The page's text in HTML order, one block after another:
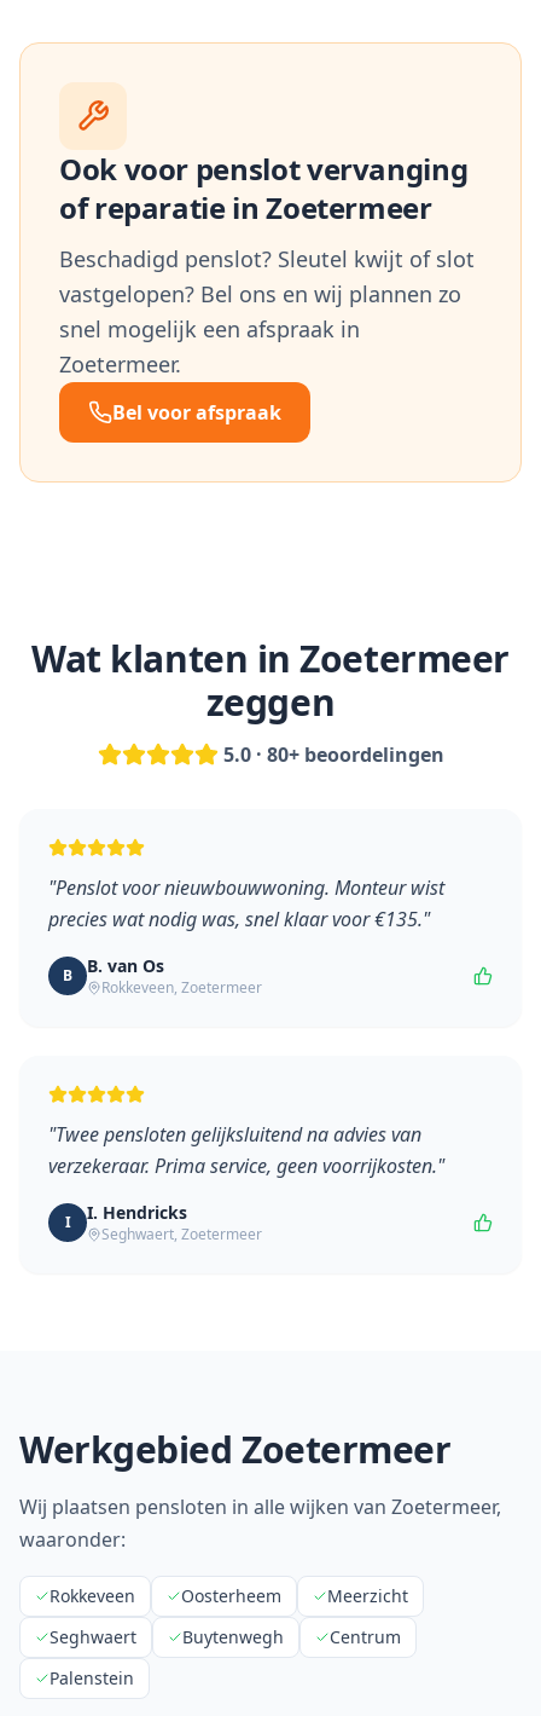
Ook voor penslot vervanging
of reparatie inZoetermeer
Beschadigd penslot? Sleutel kwijt of slot
vastgelopen? Bel ons en wij plannen zo
snel mogelijk een afspraak in
Zoetermeer.
Bel voor afspraak
Wat klanten inZoetermeer
zeggen
5.0 · 80+ beoordelingen
"Penslot voor nieuwbouwwoning. Monteur wist
precies wat nodig was, snel klaar voor €135."
B B. van Os
Rokkeveen, Zoetermeer
"Twee pensloten gelijksluitend na advies van
verzekeraar. Prima service, geen voorrijkosten."
I I. Hendricks
Seghwaert, Zoetermeer
WerkgebiedZoetermeer
Wij plaatsen pensloten in alle wijken van Zoetermeer,
waaronder:
Rokkeveen Oosterheem
Meerzicht
Seghwaert
Buytenwegh
Centrum
Palenstein